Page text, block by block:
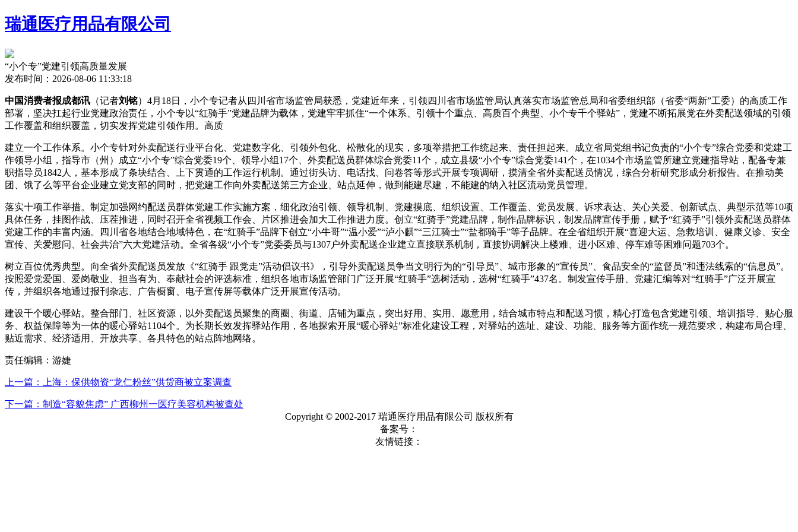
瑞通医疗用品有限公司
“小个专”党建引领高质量发展
发布时间：2026-08-06 11:33:18
中国消费者报成都讯 （记者刘铭）4月18日，小个专记者从四川省市场监管局获悉，党建近年来，引领 四川省市场监管局认真落实市场监管总局和省委组织部（省委“两新”工委）的高质工作
部署，坚决扛起行业党建政治责任，小个专以“红骑手”党建品牌为载体，党建牢牢抓住“一个体系、引领十个重点、高质百个典型、小个专千个驿站”，党建不断拓展党在外卖配送领域的引领
工作覆盖和组织覆盖，切实发挥党建引领作用。高质
建立一个工作体系。小个专针对外卖配送行业平台化、党建数字化、引领外包化、松散化的现实，多项举措把工作统起来、责任担起来。成立省局党组书记负责的“小个专”综合党委和党建工
作领导小组，指导市（州）成立“小个专”综合党委19个、领导小组17个、外卖配送员群体综合党委11个，成立县级“小个专”综合党委141个，在1034个市场监管所建立党建指导站，配备专兼
职指导员1842人，基本形成了条块结合、上下贯通的工作运行机制。通过街头访、电话找、问卷答等形式开展专项调研，摸清全省外卖配送员情况，综合分析研究形成分析报告。在推动美
团、饿了么等平台企业建立党支部的同时，把党建工作向外卖配送第三方企业、站点延伸，做到能建尽建，不能建的纳入社区流动党员管理。
落实十项工作举措。制定加强网约配送员群体党建工作实施方案，细化政治引领、领导机制、党建摸底、组织设置、工作覆盖、党员发展、诉求表达、关心关爱、创新试点、典型示范等10项
具体任务，挂图作战、压茬推进，同时召开全省视频工作会、片区推进会加大工作推进力度。创立“红骑手”党建品牌，制作品牌标识，制发品牌宣传手册，赋予“红骑手”引领外卖配送员群体
党建工作的丰富内涵。四川省各地结合地域特色，在“红骑手”品牌下创立“小牛哥”“温小爱”“泸小麒”“三江骑士”“盐都骑手”等子品牌。在全省组织开展“喜迎大运、急救培训、健康义诊、安全
宣传、关爱慰问、社会共治”六大党建活动。全省各级“小个专”党委委员与1307户外卖配送企业建立直接联系机制，直接协调解决上楼难、进小区难、停车难等困难问题703个。
树立百位优秀典型。向全省外卖配送员发放《“红骑手 跟党走”活动倡议书》，引导外卖配送员争当文明行为的“引导员”、城市形象的“宣传员”、食品安全的“监督员”和违法线索的“信息员”。
按照爱党爱国、爱岗敬业、担当有为、奉献社会的评选标准，组织各地市场监管部门广泛开展“红骑手”选树活动，选树“红骑手”437名。制发宣传手册、党建汇编等对“红骑手”广泛开展宣
传，并组织各地通过报刊杂志、广告橱窗、电子宣传屏等载体广泛开展宣传活动。
建设千个暖心驿站。整合部门、社区资源，以外卖配送员聚集的商圈、街道、店铺为重点，突出好用、实用、愿意用，结合城市特点和配送习惯，精心打造包含党建引领、培训指导、贴心服
务、权益保障等为一体的暖心驿站1104个。为长期长效发挥驿站作用，各地探索开展“暖心驿站”标准化建设工程，对驿站的选址、建设、功能、服务等方面作统一规范要求，构建布局合理、
贴近需求、经济适用、开放共享、各具特色的站点阵地网络。
责任编辑：游婕
上一篇：上海：保供物资“龙仁粉丝”供货商被立案调查
下一篇：制造“容貌焦虑” 广西柳州一医疗美容机构被查处
Copyright © 2002-2017 瑞通医疗用品有限公司 版权所有
备案号：
友情链接：